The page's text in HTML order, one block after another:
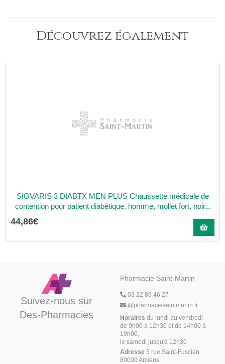
Découvrez également
SIGVARIS 3 DIABTX MEN PLUS Chaussette médicale de
contention pour patient diabétique, homme, mollet fort, noir...
44,86€
Suivez-nous sur
Des-Pharmacies
Pharmacie Saint-Martin
03 22 89 46 27
@pharmaciesaintmartin.fr
Horaires du lundi au vendredi
de 9h00 à 12h30 et de 14h00 à
19h00,
le samedi jusqu'à 12h30
Adresse 5 rue Saint-Fuscien
80000 Amiens